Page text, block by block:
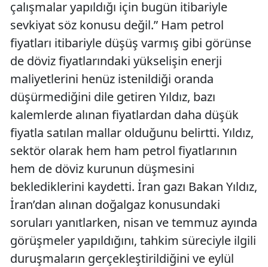
çalışmalar yapıldığı için bugün itibariyle
sevkiyat söz konusu değil.” Ham petrol
fiyatları itibariyle düşüş varmış gibi görünse
de döviz fiyatlarındaki yükselişin enerji
maliyetlerini henüz istenildiği oranda
düşürmediğini dile getiren Yıldız, bazı
kalemlerde alınan fiyatlardan daha düşük
fiyatla satılan mallar olduğunu belirtti. Yıldız,
sektör olarak hem ham petrol fiyatlarının
hem de döviz kurunun düşmesini
beklediklerini kaydetti. İran gazı Bakan Yıldız,
İran’dan alınan doğalgaz konusundaki
soruları yanıtlarken, nisan ve temmuz ayında
görüşmeler yapıldığını, tahkim süreciyle ilgili
duruşmaların gerçekleştirildiğini ve eylül